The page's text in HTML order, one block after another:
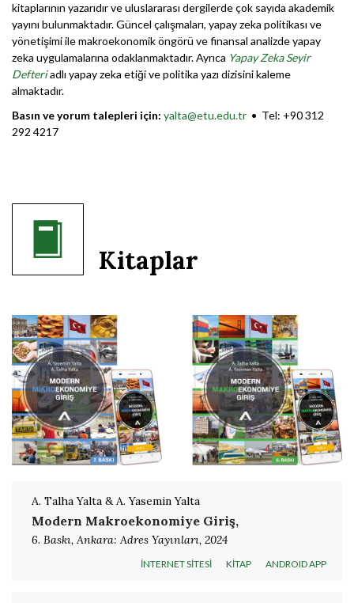
kitaplarının yazarıdır ve uluslararası dergilerde çok sayıda akademik
yayını bulunmaktadır. Güncel çalışmaları, yapay zeka politikası ve
yönetişimi ile makroekonomik öngörü ve finansal analizde yapay
zeka uygulamalarına odaklanmaktadır. Ayrıca Yapay Zeka Seyir
Defteriadlı yapay zeka etiği ve politika yazı dizisini kaleme
almaktadır.
Basın ve yorum talepleri için: yalta@etu.edu.tr • Tel: +90 312
292 4217
Kitaplar
A. Talha Yalta & A. Yasemin Yalta
Modern Makroekonomiye Giriş,
6. Baskı, Ankara: Adres Yayınları, 2024
İNTERNET SİTESİ KİTAP ANDROID APP